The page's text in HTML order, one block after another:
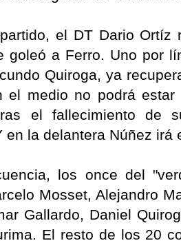
el DT Dario Ortíz
goleó a Ferro. Uno por
Quiroga, ya
el medio no podrá
el fallecimiento de
en la delantera Núñez irá
los once del
Mosset, Alejandro
Gallardo, Daniel
El resto de los 20